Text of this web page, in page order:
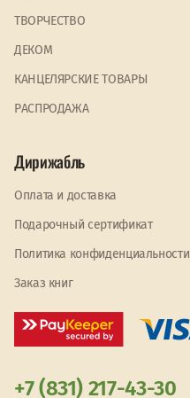
ТВОРЧЕСТВО
ДЕКОМ
КАНЦЕЛЯРСКИЕ ТОВАРЫ
PАСПРОДАЖА
Дирижабль
Оплата и доставка
Подарочный сертификат
Политика конфиденциальности
Заказ книг
+7 (831) 217-43-30